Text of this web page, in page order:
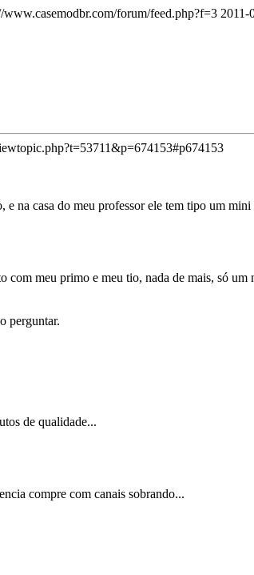
www.casemodbr.com/forum/feed.php?f=3 2011-
e na casa do meu professor ele tem tipo um mini
meu primo e meu tio, nada de mais, só um
perguntar.
de qualidade...
compre com canais sobrando...